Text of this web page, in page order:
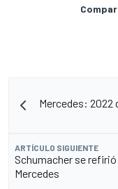
Mercedes: 2022
ARTÍCULO SIGUIENTE
Schumacher se
Mercedes